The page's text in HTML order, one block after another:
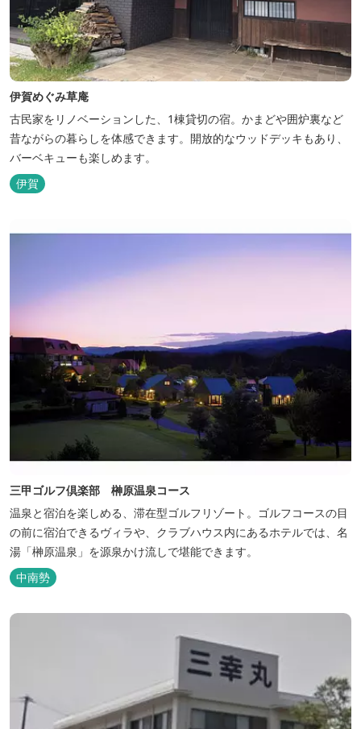
伊賀めぐみ草庵
古民家をリノベーションした、1棟貸切の宿。かまどや囲炉裏など
昔ながらの暮らしを体感できます。開放的なウッドデッキもあり、
バーベキューも楽しめます。
伊賀
三甲ゴルフ倶楽部 榊原温泉コース
温泉と宿泊を楽しめる、滞在型ゴルフリゾート。ゴルフコースの目
の前に宿泊できるヴィラや、クラブハウス内にあるホテルでは、名
湯「榊原温泉」を源泉かけ流しで堪能できます。
中南勢